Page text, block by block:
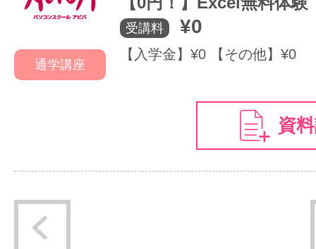
通学講座
受講料 ¥0
【入学金】¥0 【その他】¥0
資